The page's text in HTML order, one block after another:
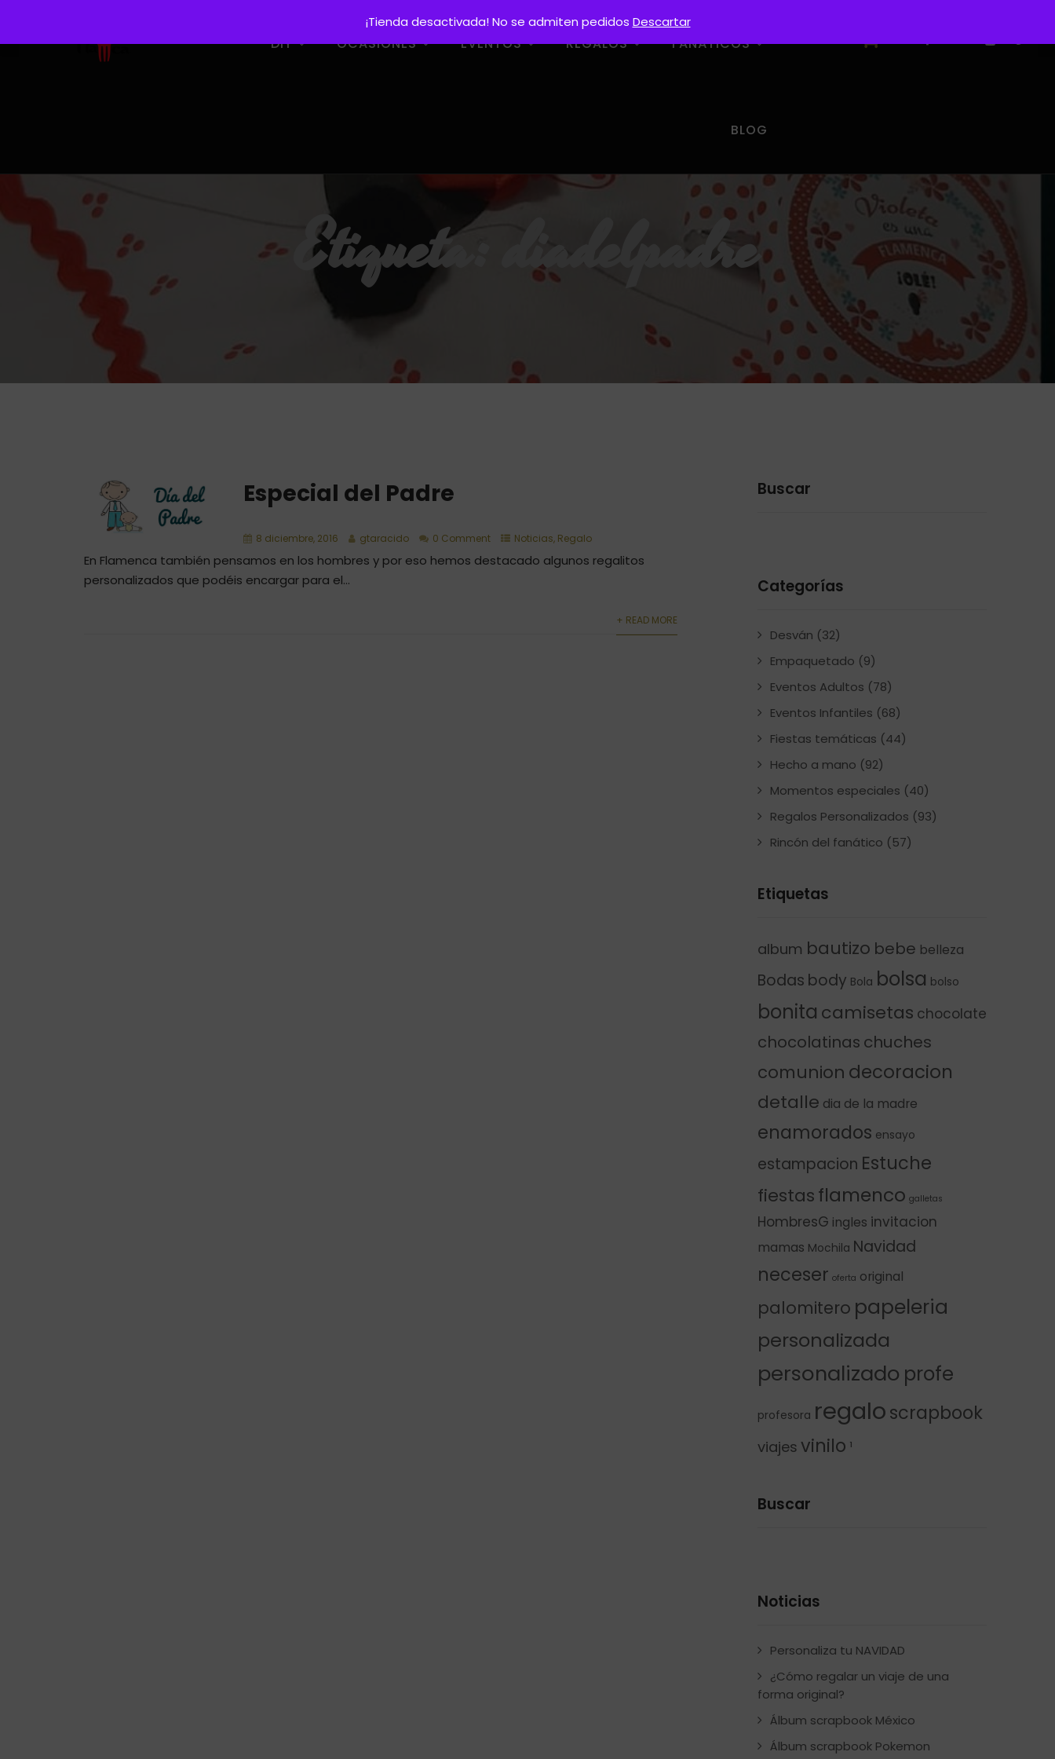
DIY OCASIONES EVENTOS REGALOS FANÁTICOS
BLOG
Etiqueta: diadelpadre
Especial del Padre
8 diciembre, 2016 gtaracido 0 Comment Noticias, Regalo
En Flamenca también pensamos en los hombres y por eso hemos destacado algunos regalitos
personalizados que podéis encargar para el...
+ READ MORE
Buscar
Categorías
Desván (32)
Empaquetado (9)
Eventos Adultos (78)
Eventos Infantiles (68)
Fiestas temáticas (44)
Hecho a mano (92)
Momentos especiales (40)
Regalos Personalizados (93)
Rincón del fanático (57)
Etiquetas
album bautizo bebe belleza
Bodas body Bola bolsa bolso
bonita camisetas chocolate
chocolatinas chuches
comunion decoracion
detalle dia de la madre
enamorados ensayo
estampacion Estuche
fiestasflamenco galletas
HombresG ingles invitacion
mamas Mochila Navidad
neceser oferta original
palomitero papeleria
personalizada
personalizado profe
profesora regaloscrapbook
viajes vinilo ¹
Buscar
Noticias
Personaliza tu NAVIDAD
¿Cómo regalar un viaje de una
forma original?
Álbum scrapbook México
Álbum scrapbook Pokemon
¡Tienda desactivada! No se admiten pedidos Descartar